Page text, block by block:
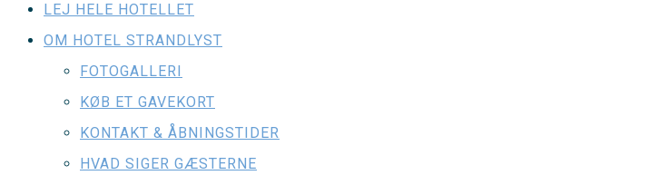
LEJ HELE HOTELLET
OM HOTEL STRANDLYST
FOTOGALLERI
KØB ET GAVEKORT
KONTAKT & ÅBNINGSTIDER
HVAD SIGER GÆSTERNE